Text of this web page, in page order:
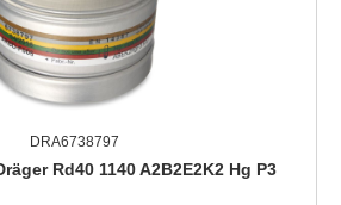
DRA6738797
Rd40 1140 A2B2E2K2 Hg P3